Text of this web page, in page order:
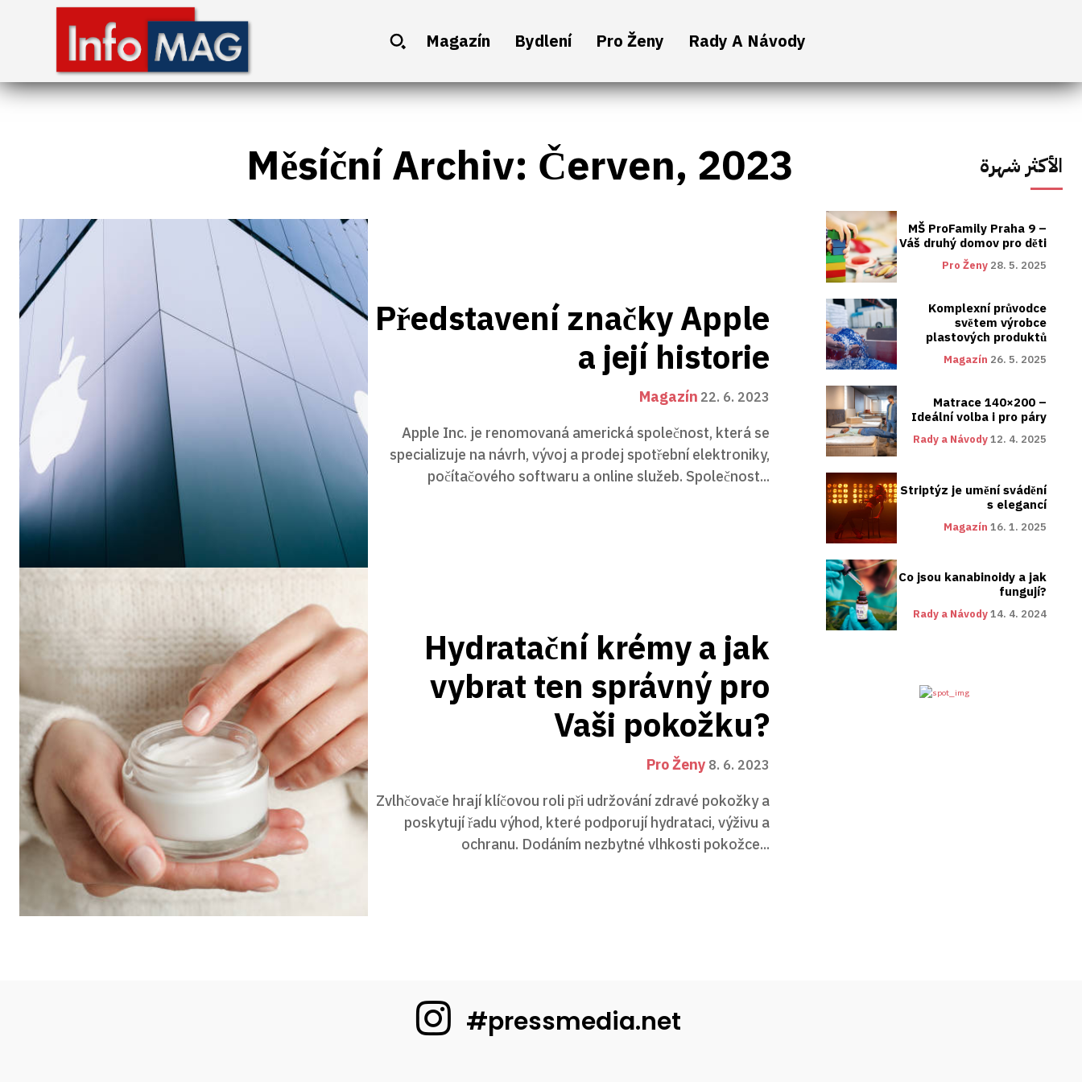
Magazín Bydlení Pro Ženy Rady A Návody
Měsíční Archiv: Červen, 2023
Představení značky Apple
a její historie
Magazín 22. 6. 2023
Apple Inc. je renomovaná americká společnost, která se
specializuje na návrh, vývoj a prodej spotřební elektroniky,
počítačového softwaru a online služeb. Společnost...
Hydratační krémy a jak
vybrat ten správný pro
Vaši pokožku?
Pro Ženy 8. 6. 2023
Zvlhčovače hrají klíčovou roli při udržování zdravé pokožky a
poskytují řadu výhod, které podporují hydrataci, výživu a
ochranu. Dodáním nezbytné vlhkosti pokožce...
الأكثر شهرة
MŠ ProFamily Praha 9 –
Váš druhý domov pro děti
Pro Ženy 28. 5. 2025
Komplexní průvodce
světem výrobce
plastových produktů
Magazín 26. 5. 2025
Matrace 140×200 –
Ideální volba i pro páry
Rady a Návody12. 4. 2025
Striptýz je umění svádění
s elegancí
Magazín 16. 1. 2025
Co jsou kanabinoidy a jak
fungují?
Rady a Návody14. 4. 2024
#pressmedia.net